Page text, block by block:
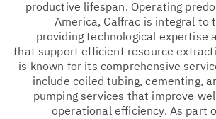
productive lifespan. Operating
America, Calfrac is integral to
providing technological expertise
that support efficient resource
is known for its comprehensive
include coiled tubing, cementing,
pumping services that improve
operational efficiency. As part